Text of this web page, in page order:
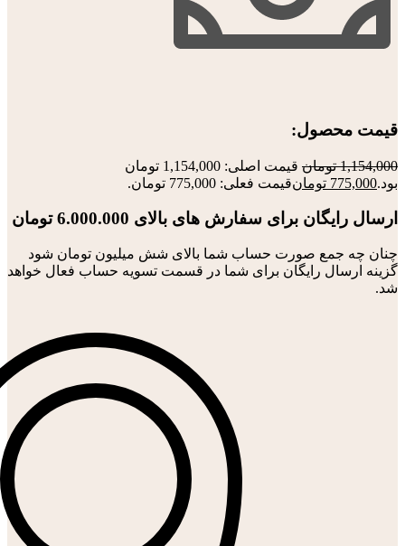
قیمت محصول:​
1,154,000 تومان
قیمت اصلی: 1,154,000 تومان
بود.775,000 تومانقیمت فعلی: 775,000 تومان.
ارسال رایگان برای سفارش های بالای 6.000.000 تومان
چنان چه جمع صورت حساب شما بالای شش میلیون تومان شود
گزینه ارسال رایگان برای شما در قسمت تسویه حساب فعال خواهد
شد.